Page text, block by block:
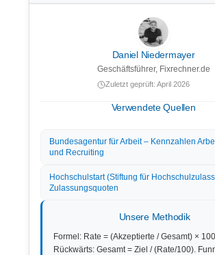
Daniel Niedermayer
Geschäftsführer, Fixrechner.de
Zuletzt geprüft: April 2026
Verwendete Quellen
Bundesagentur für Arbeit – Kennzahlen
und Recruiting
Hochschulstart (Stiftung für
Zulassungsquoten
Unsere Methodik
Formel: Rate = (Akzeptierte / Gesamt) ×
Rückwärts: Gesamt = Ziel / (Rate/100).